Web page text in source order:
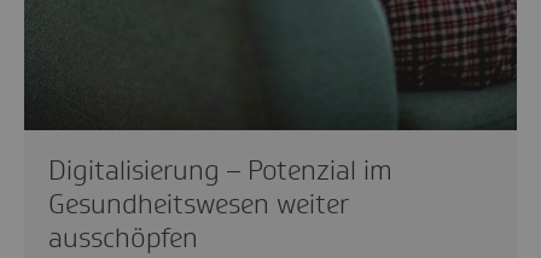
Digitalisierung – Potenzial im
Gesundheitswesen weiter
ausschöpfen